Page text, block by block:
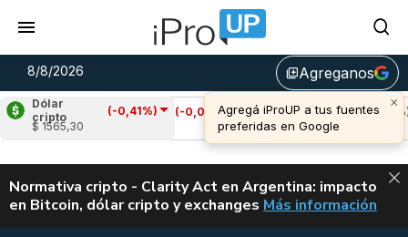
8/8/2026 library_addAgreganos
Dólar
cripto
(-0,41%)
$ 1565,30
Cardano
(-0,04%)
u$s 0,20
Avalanche (2,51%)
u$s 6,57
ALERTA
Normativa cripto - Clarity Act en Argentina: impacto
en Bitcoin, dólar cripto y exchanges CLARITY ACT EN
Más información